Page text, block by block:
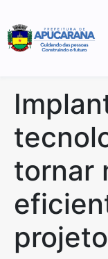
tornar